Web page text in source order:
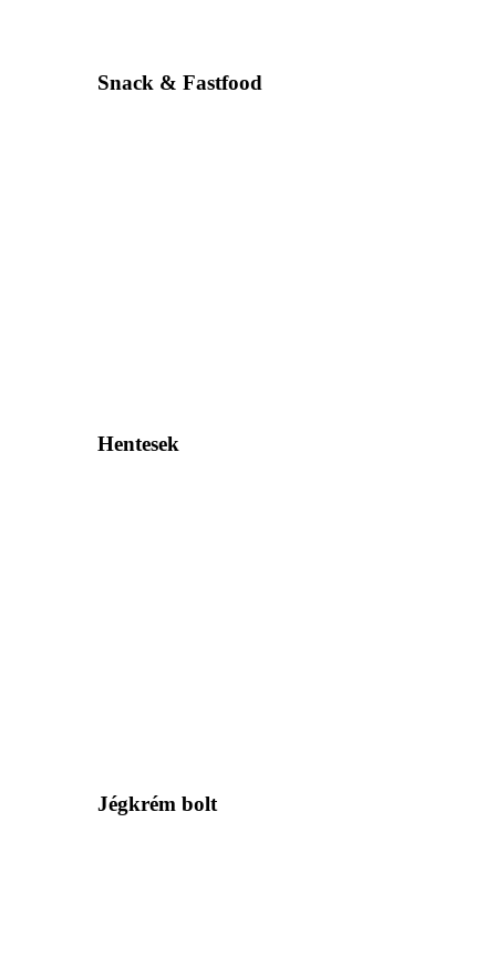
Snack & Fastfood
Hentesek
Jégkrém bolt